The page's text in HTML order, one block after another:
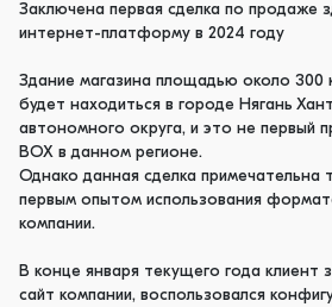
Заключена первая сделка по продаже
интернет-платформу в 2024 году
Здание магазина площадью около 300
будет находиться в городе Нягань
автономного округа, и это не первый
BOX в данном регионе.
Однако данная сделка примечательна
первым опытом использования
компании.
В конце января текущего года клиент
сайт компании, воспользовался